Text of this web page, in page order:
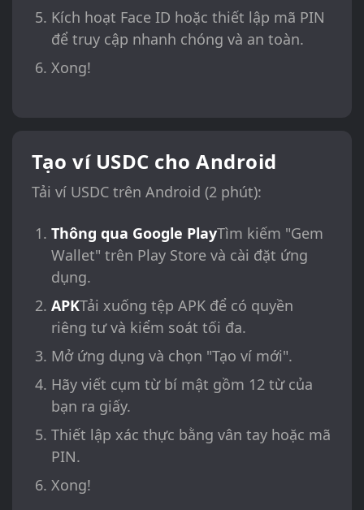
Kích hoạt Face ID hoặc thiết lập mã PIN
để truy cập nhanh chóng và an toàn.
Xong!
Tạo ví USDC cho Android
Tải ví USDC trên Android (2 phút):
Thông qua Google PlayTìm kiếm "Gem
Wallet" trên Play Store và cài đặt ứng
dụng.
APKTải xuống tệp APK để có quyền
riêng tư và kiểm soát tối đa.
Mở ứng dụng và chọn "Tạo ví mới".
Hãy viết cụm từ bí mật gồm 12 từ của
bạn ra giấy.
Thiết lập xác thực bằng vân tay hoặc mã
PIN.
Xong!